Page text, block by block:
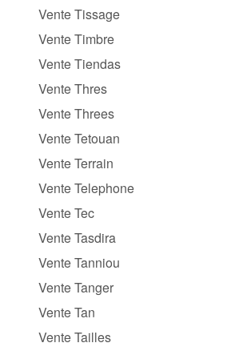
Vente Tissage
Vente Timbre
Vente Tiendas
Vente Thres
Vente Threes
Vente Tetouan
Vente Terrain
Vente Telephone
Vente Tec
Vente Tasdira
Vente Tanniou
Vente Tanger
Vente Tan
Vente Tailles